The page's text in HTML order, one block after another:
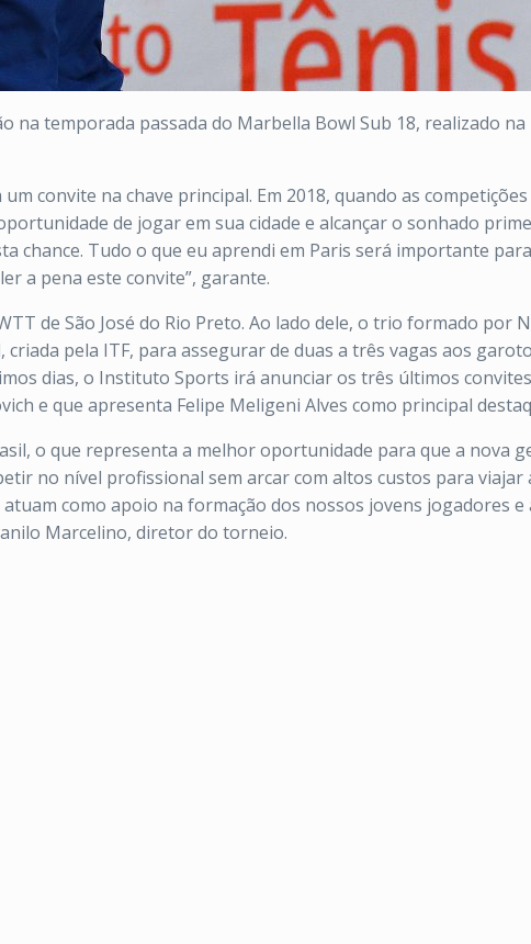
temporada passada do Marbella Bowl Sub 18, realizado na
convite na chave principal. Em 2018, quando as
de jogar em sua cidade e alcançar o sonhado
chance. Tudo o que eu aprendi em Paris será importante
a pena este convite”, garante.
de São José do Rio Preto. Ao lado dele, o trio formado por
pela ITF, para assegurar de duas a três vagas aos
dias, o Instituto Sports irá anunciar os três últimos
e que apresenta Felipe Meligeni Alves como principal
o que representa a melhor oportunidade para que a nova
no nível profissional sem arcar com altos custos para viajar
como apoio na formação dos nossos jovens jogadores
Marcelino, diretor do torneio.